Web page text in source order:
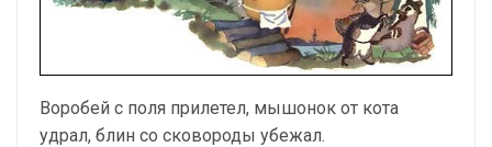
Воробей с поля прилетел, мышонок от кота
удрал, блин со сковороды убежал.